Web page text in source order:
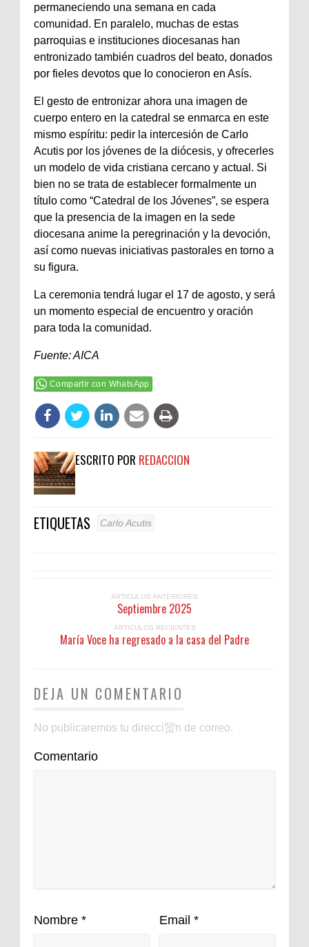
permaneciendo una semana en cada
comunidad. En paralelo, muchas de estas
parroquias e instituciones diocesanas han
entronizado también cuadros del beato, donados
por fieles devotos que lo conocieron en Asís.
El gesto de entronizar ahora una imagen de
cuerpo entero en la catedral se enmarca en este
mismo espíritu: pedir la intercesión de Carlo
Acutis por los jóvenes de la diócesis, y ofrecerles
un modelo de vida cristiana cercano y actual. Si
bien no se trata de establecer formalmente un
título como “Catedral de los Jóvenes”, se espera
que la presencia de la imagen en la sede
diocesana anime la peregrinación y la devoción,
así como nuevas iniciativas pastorales en torno a
su figura.
La ceremonia tendrá lugar el 17 de agosto, y será
un momento especial de encuentro y oración
para toda la comunidad.
Fuente: AICA
Compartir con WhatsApp
ESCRITO POR REDACCION
ETIQUETAS Carlo Acutis
ARTICULOS ANTERIORES
Septiembre 2025
ARTICULOS RECIENTES
María Voce ha regresado a la casa del Padre
DEJA UN COMENTARIO
No publicaremos tu direcci贸n de correo.
Comentario
Nombre * Email *